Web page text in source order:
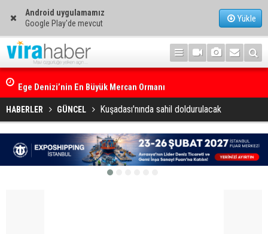
Android uygulamamız
Google Play'de mevcut
Yükle
Ege Denizi’nin En Büyük Mercan Ormanı
HABERLER GÜNCEL Kuşadası'nında sahil doldurulacak